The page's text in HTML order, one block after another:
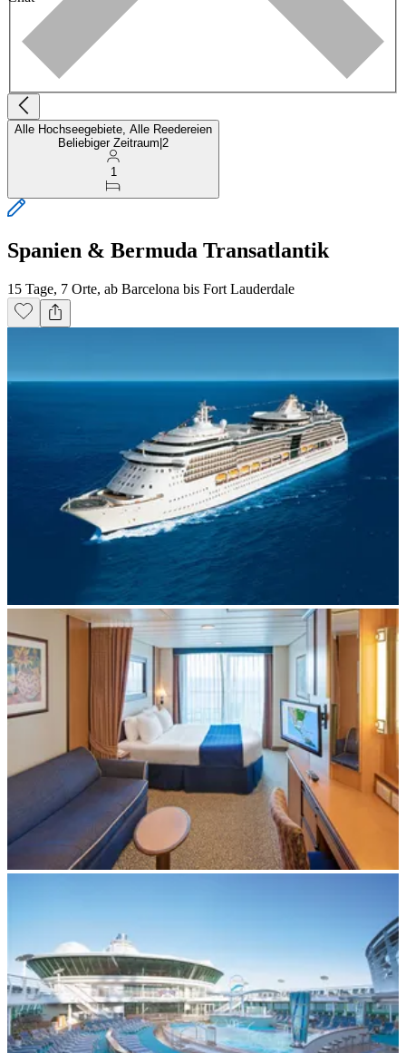
Alle Hochseegebiete, Alle Reedereien
Beliebiger Zeitraum 2
1
Spanien & Bermuda Transatlantik
15 Tage, 7 Orte, ab Barcelona bis Fort Lauderdale